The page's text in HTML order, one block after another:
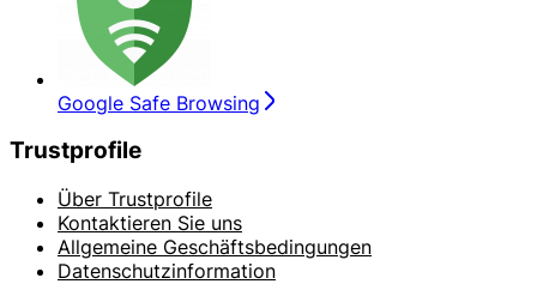
Google Safe Browsing
Trustprofile
Über Trustprofile
Kontaktieren Sie uns
Allgemeine Geschäftsbedingungen
Datenschutzinformation